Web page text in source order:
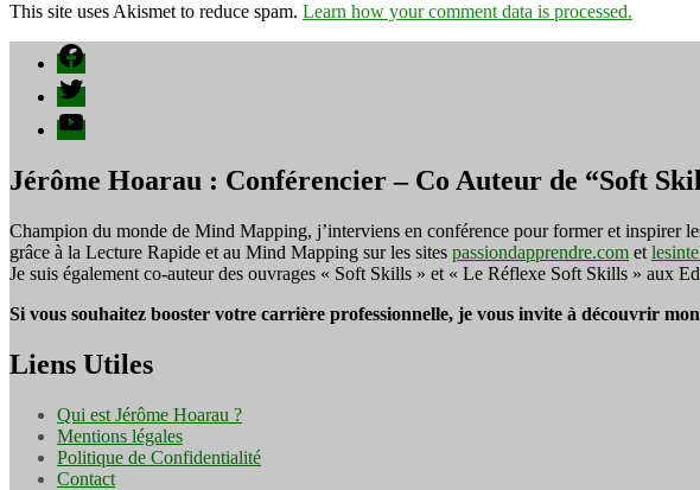
This site uses Akismet to reduce spam. Learn how your comment data is processed.
Facebook
Twitter
YouTube
Jérôme Hoarau : Conférencier – Co Auteur de “Soft
Champion du monde de Mind Mapping, j’interviens en conférence pour former et inspirer
grâce à la Lecture Rapide et au Mind Mapping sur les sites passiondapprendre.com et
Je suis également co-auteur des ouvrages « Soft Skills » et « Le Réflexe Soft Skills » aux
Si vous souhaitez booster votre carrière professionnelle, je vous invite à découvrir
Liens Utiles
Qui est Jérôme Hoarau ?
Mentions légales
Politique de Confidentialité
Contact